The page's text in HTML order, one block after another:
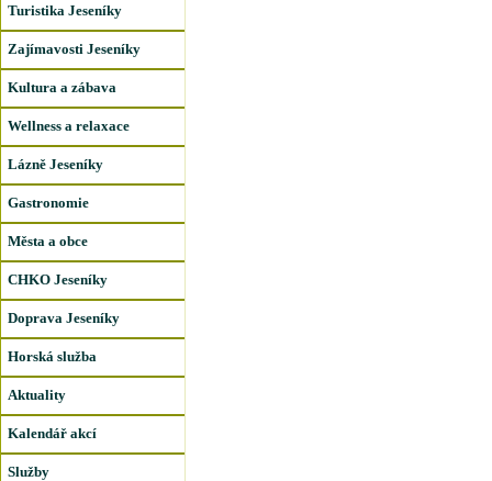
Turistika Jeseníky
Zajímavosti Jeseníky
Kultura a zábava
Wellness a relaxace
Lázně Jeseníky
Gastronomie
Města a obce
CHKO Jeseníky
Doprava Jeseníky
Horská služba
Aktuality
Kalendář akcí
Služby